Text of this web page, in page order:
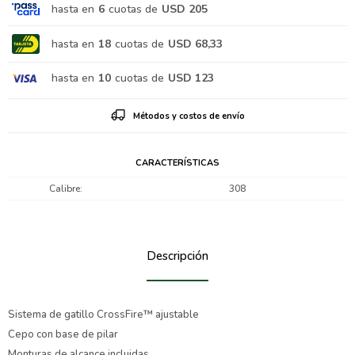
hasta en 6 cuotas de USD 205
hasta en 18 cuotas de USD 68,33
hasta en 10 cuotas de USD 123
Métodos y costos de envío
CARACTERÍSTICAS
Calibre 308
Descripción
Sistema de gatillo CrossFire™ ajustable
Cepo con base de pilar